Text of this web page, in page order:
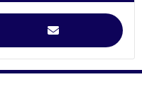
de Solo Yoder